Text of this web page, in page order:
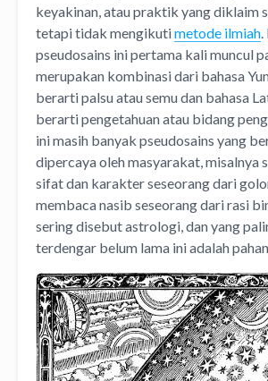
keyakinan, atau praktik yang diklaim
tetapi tidak mengikutimetode ilmiah
pseudosains ini pertama kali muncul
merupakan kombinasi dari bahasa
berarti palsu atau semu dan bahasa
berarti pengetahuan atau bidang
ini masih banyak pseudosains yang
dipercaya oleh masyarakat, misalnya
sifat dan karakter seseorang dari
membaca nasib seseorang dari rasi
sering disebut astrologi, dan yang
terdengar belum lama ini adalah